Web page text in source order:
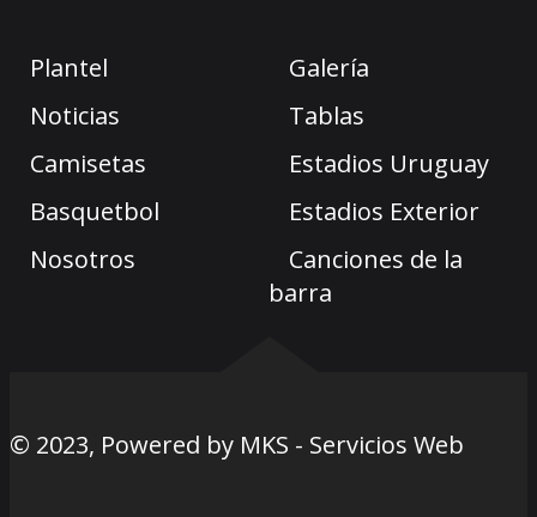
Plantel
Galería
Noticias
Tablas
Camisetas
Estadios Uruguay
Basquetbol
Estadios Exterior
Nosotros
Canciones de la
barra
© 2023, Powered by MKS - Servicios Web